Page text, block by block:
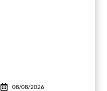
08/08/2026